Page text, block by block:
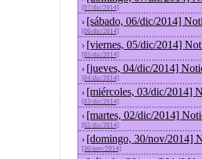
[07/dic/2014]
› [sábado, 06/dic/2014]
[06/dic/2014]
› [viernes, 05/dic/2014]
[05/dic/2014]
› [jueves, 04/dic/2014]
[04/dic/2014]
› [miércoles, 03/dic/2014]
[03/dic/2014]
› [martes, 02/dic/2014]
[02/dic/2014]
› [domingo, 30/nov/2014]
[30/nov/2014]